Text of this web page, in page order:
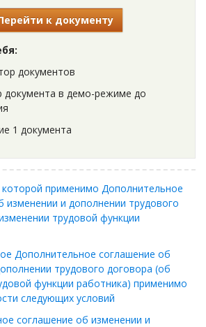
к документу
документов
документа в демо-режиме до
1 документа
которой применимо Дополнительное
изменении и дополнении трудового
трудовой функции
Дополнительное соглашение об
трудового договора (об
функции работника) применимо
следующих условий
соглашение об изменении и